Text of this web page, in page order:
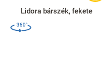
Lidora bárszék, fekete